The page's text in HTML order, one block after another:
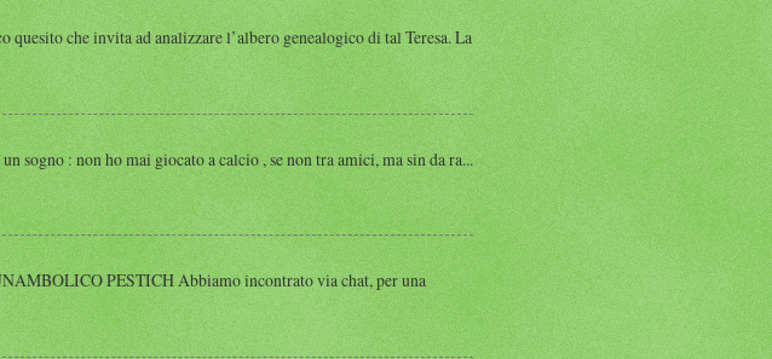
che invita ad analizzare l’albero genealogico di tal Teresa. La
: non ho mai giocato a calcio , se non tra amici, ma sin da ra...
PESTICH Abbiamo incontrato via chat, per una